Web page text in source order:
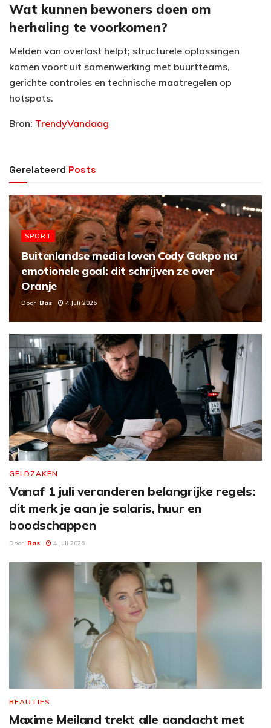
Wat kunnen bewoners doen om
herhaling te voorkomen?
Melden van overlast helpt; structurele oplossingen
komen voort uit samenwerking met buurtteams,
gerichte controles en technische maatregelen op
hotspots.
Bron: TrendyVandaag
Gerelateerd Posts
SPORT
Buitenlandse media loven Cody Gakpo na
emotionele goal: dit schrijven ze over
Oranje
Door Bas 4 Juli 2026
GELDZAKEN
Vanaf 1 juli veranderen belangrijke regels:
dit merk je aan je salaris, huur en
boodschappen
Door Bas 4 Juli 2026
BEAUTIES
Maxime Meiland trekt alle aandacht met